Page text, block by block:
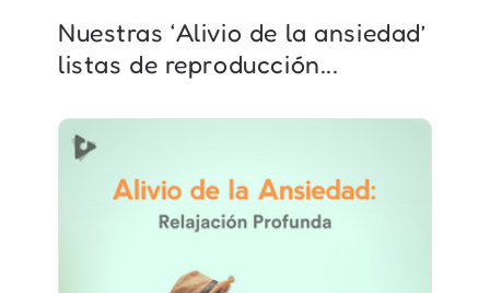
Nuestras ‘Alivio de la ansiedad’
listas de reproducción...
Alivio de la Ansiedad:
Relajación Profunda
Información